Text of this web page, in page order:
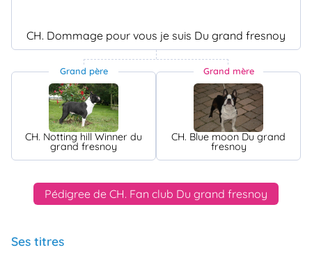
CH. Dommage pour vous je suis Du grand fresnoy
Grand père
CH. Notting hill Winner du
grand fresnoy
Grand mère
CH. Blue moon Du grand
fresnoy
Pédigree de CH. Fan club Du grand fresnoy
Ses titres